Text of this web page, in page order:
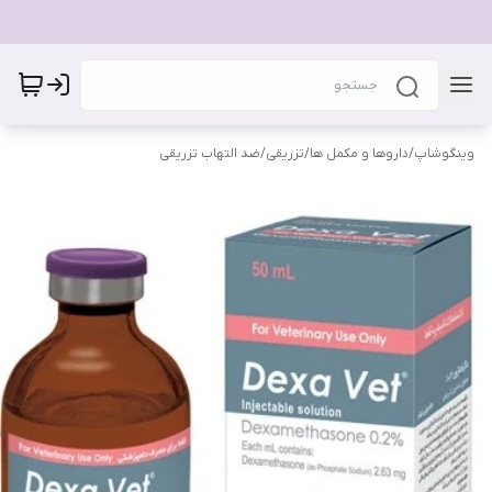
وینگوشاپ/داروها و مکمل ها/تزریقی/ضد التهاب تزریقی